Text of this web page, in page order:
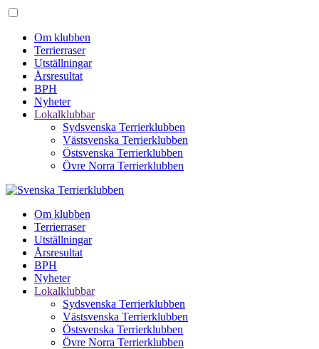
Om klubben
Terrierraser
Utställningar
Årsresultat
BPH
Nyheter
Lokalklubbar
Sydsvenska Terrierklubben
Västsvenska Terrierklubben
Östsvenska Terrierklubben
Övre Norra Terrierklubben
Om klubben
Terrierraser
Utställningar
Årsresultat
BPH
Nyheter
Lokalklubbar
Sydsvenska Terrierklubben
Västsvenska Terrierklubben
Östsvenska Terrierklubben
Övre Norra Terrierklubben